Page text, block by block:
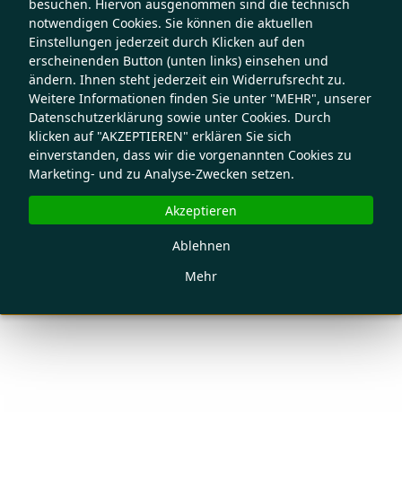
besuchen. Hiervon ausgenommen sind die technisch
notwendigen Cookies. Sie können die aktuellen
Einstellungen jederzeit durch Klicken auf den
erscheinenden Button (unten links) einsehen und
ändern. Ihnen steht jederzeit ein Widerrufsrecht zu.
Weitere Informationen finden Sie unter "MEHR", unserer
Datenschutzerklärung sowie unter Cookies. Durch
klicken auf "AKZEPTIEREN" erklären Sie sich
einverstanden, dass wir die vorgenannten Cookies zu
Marketing- und zu Analyse-Zwecken setzen.
Mehr
Ablehnen
Akzeptieren